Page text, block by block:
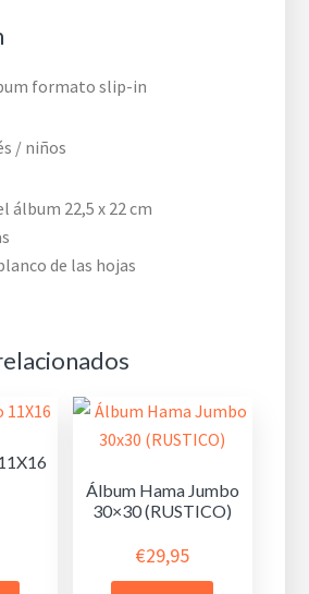
formato slip-in
/ niños
álbum 22,5 x 22 cm
de las hojas
Álbum Hama Jumbo
30×30 (RUSTICO)
€29,95